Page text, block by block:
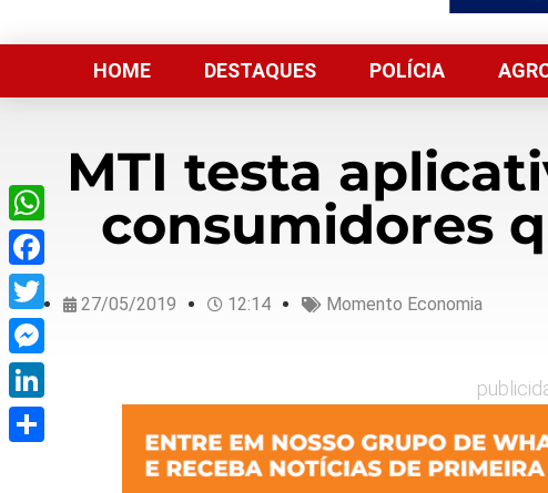
HOME DESTAQUES POLÍCIA
MTI testa
consumidores
27/05/2019 12:14 Momento Economia
WhatsApp
Facebook
Twitter
Messenger
LinkedIn